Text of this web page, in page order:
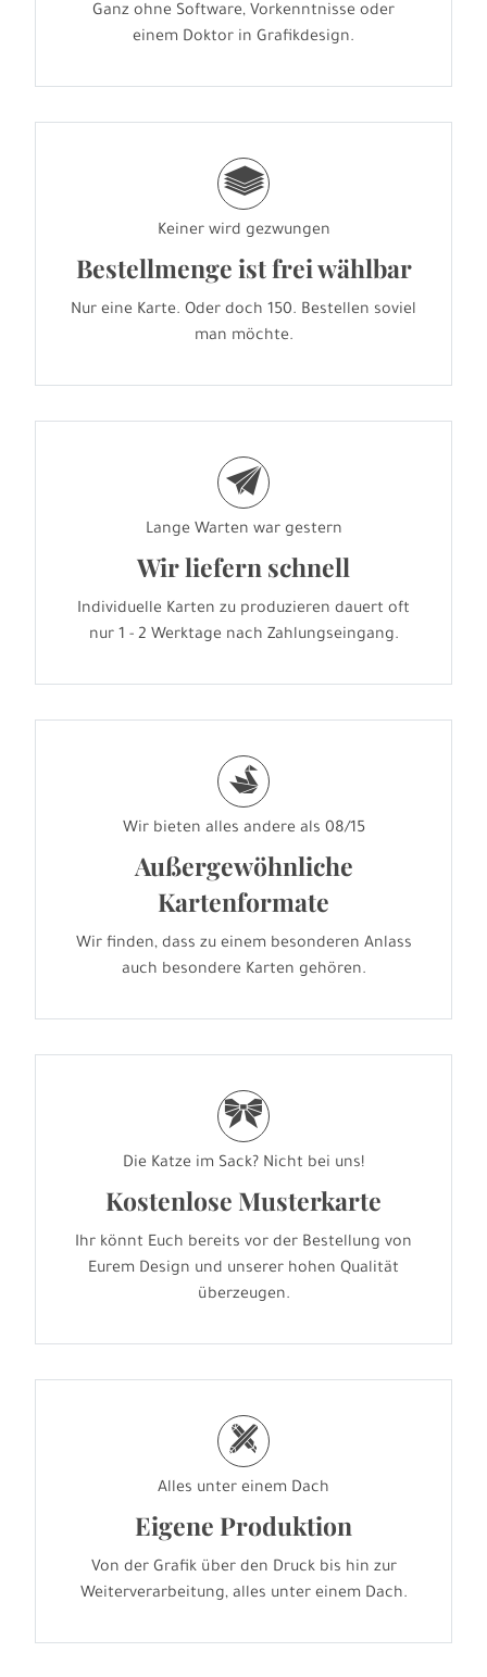
Ganz ohne Software, Vorkenntnisse oder
einem Doktor in Grafikdesign.
g
Keiner wird gezwungen
Bestellmenge ist frei wählbar
Nur eine Karte. Oder doch 150. Bestellen soviel
man möchte.
e
Lange Warten war gestern
Wir liefern schnell
Individuelle Karten zu produzieren dauert oft
nur 1 - 2 Werktage nach Zahlungseingang.
s
Wir bieten alles andere als 08/15
Außergewöhnliche
Kartenformate
Wir finden, dass zu einem besonderen Anlass
auch besondere Karten gehören.
r
Die Katze im Sack? Nicht bei uns!
Kostenlose Musterkarte
Ihr könnt Euch bereits vor der Bestellung von
Eurem Design und unserer hohen Qualität
überzeugen.
h
Alles unter einem Dach
Eigene Produktion
Von der Grafik über den Druck bis hin zur
Weiterverarbeitung, alles unter einem Dach.